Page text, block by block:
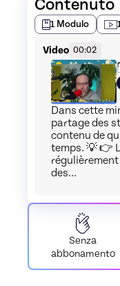
Contenuto
1 Modulo
Video 00:02
Maximiser
Dans cette
partage des
contenu de
temps. 💡 👉
des...
Senza
abbonamento